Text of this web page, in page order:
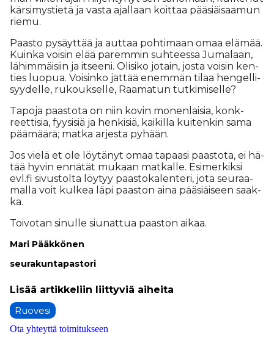
kär­si­mys­tie­tä ja vas­ta ajal­laan koit­taa pää­si­äi­saa­mun
rie­mu.
Paas­to py­säyt­tää ja aut­taa poh­ti­maan omaa elä­mää.
Kuin­ka voi­sin elää pa­rem­min suh­tees­sa Ju­ma­laan,
lä­him­mäi­siin ja it­see­ni. Oli­si­ko jo­tain, jos­ta voi­sin ken­
ties luo­pua. Voi­sin­ko jät­tää enem­män ti­laa hen­gel­li­
syy­del­le, ru­kouk­sel­le, Raa­ma­tun tut­ki­mi­sel­le?
Ta­po­ja paas­to­ta on niin ko­vin mo­nen­lai­sia, konk­
reet­ti­sia, fyy­si­siä ja hen­ki­siä, kai­kil­la kui­ten­kin sama
pää­mää­rä; mat­ka ar­jes­ta py­hään.
Jos vie­lä et ole löy­tä­nyt omaa ta­paa­si paas­to­ta, ei hä­
tää hy­vin en­nä­tät mu­kaan mat­kal­le. Esi­mer­kik­si
evl.fi si­vus­tol­ta löy­tyy paas­to­ka­len­te­ri, jota seu­raa­
mal­la voit kul­kea läpi paas­ton ai­na pää­si­äi­seen saak­
ka.
Toi­vo­tan si­nul­le siu­nat­tua paas­ton ai­kaa.
Mari Pääk­kö­nen
seu­ra­kun­ta­pas­to­ri
Ruovesi
Ota yhteyttä toimitukseen